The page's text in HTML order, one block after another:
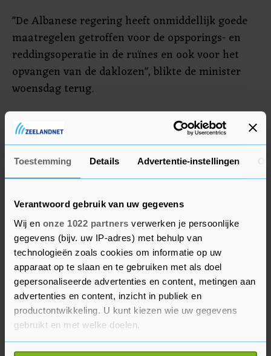
Toestemming Details Advertentie-instellingen
Verantwoord gebruik van uw gegevens
Wij en onze 1022 partners verwerken je persoonlijke
gegevens (bijv. uw IP-adres) met behulp van
technologieën zoals cookies om informatie op uw
apparaat op te slaan en te gebruiken met als doel
gepersonaliseerde advertenties en content, metingen aan
advertenties en content, inzicht in publiek en
productontwikkeling. U kunt kiezen wie uw gegevens
gebruikt en met welke doelen.
Als u het toestaat, willen we ook graag:
"De Albanese regering heeft onmiddellijk goede
maatregelen getroffen voor de opsporings- en
reddingsoperatie in de ruïnes en ook voor het
opvangen van de daklozen", blikte de minister
woensdag terug.
De Europese Unie heeft in december 15 miljoen
euro aan noodhulp toegezegd aan Albanië. Er is
een EU-donorconferentie gepland op 17 februari
in Brussel, waar extra geld wordt ingezameld.